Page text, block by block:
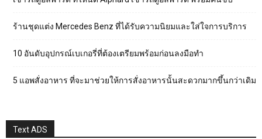
ร้านชุดแต่ง Mercedes Benz ที่ได้รับความนิยมและใส่ใจการบริการ
10 อันดับอุปกรณ์เบเกอรี่ที่ต้องเตรียมพร้อมก่อนลงมือทำ
5 แอพสั่งอาหาร ที่จะมาช่วยให้การสั่งอาหารนั้นสะดวกมากขึ้นกว่าเดิม
Text ADS